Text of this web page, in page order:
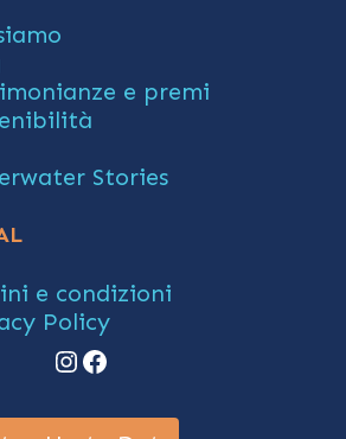
e premi
Stories
e condizioni
Policy
Instagram
Facebook